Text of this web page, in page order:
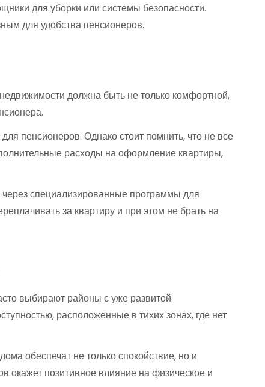
для уборки или системы безопасности.
для удобства пенсионеров.
должна быть не только комфортной,
пенсионеров. Однако стоит помнить, что не все
расходы на оформление квартиры,
через специализированные программы для
за квартиру и при этом не брать на
выбирают районы с уже развитой
расположенные в тихих зонах, где нет
обеспечат не только спокойствие, но и
окажет позитивное влияние на физическое и